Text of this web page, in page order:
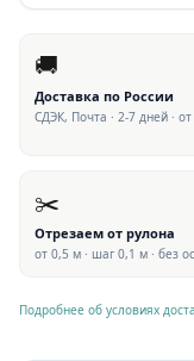
🚚
Доставка по России
СДЭК, Почта · 2-7 дней ·
✂️
Отрезаем от рулона
от 0,5 м · шаг 0,1 м · без
Подробнее об условиях